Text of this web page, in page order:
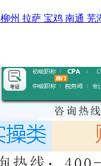
柳州 拉萨 宝鸡 南通 芜